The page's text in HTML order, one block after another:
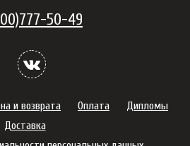
50-49
и возврата Оплата
Дипломы
Доставка